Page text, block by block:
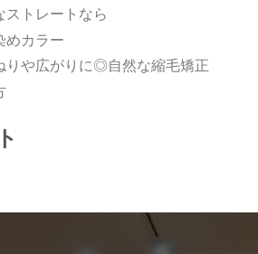
ストレートなら
めカラー
りや広がりに◎自然な縮毛矯正